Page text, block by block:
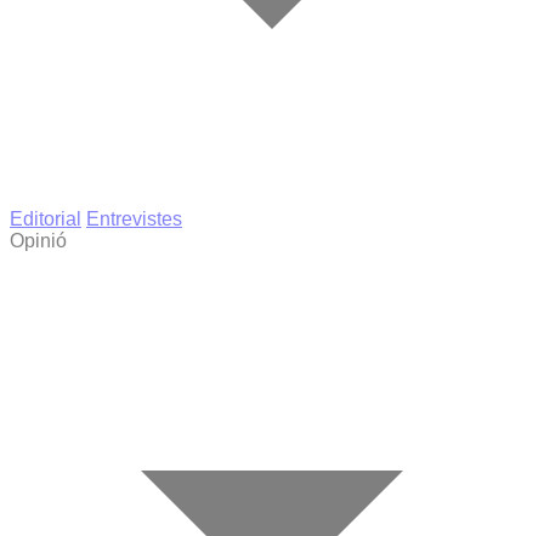
Editorial
Entrevistes
Opinió